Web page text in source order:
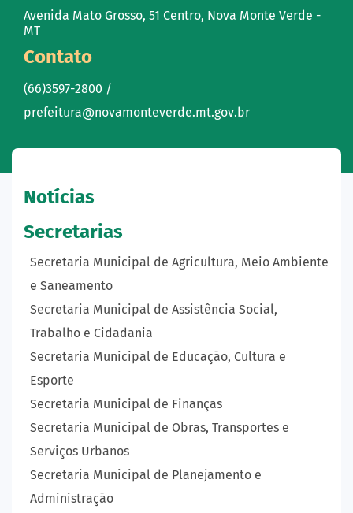
Avenida Mato Grosso, 51 Centro, Nova Monte Verde -
MT
Contato
(66)3597-2800 /
prefeitura@novamonteverde.mt.gov.br
Notícias
Secretarias
Secretaria Municipal de Agricultura, Meio Ambiente
e Saneamento
Secretaria Municipal de Assistência Social,
Trabalho e Cidadania
Secretaria Municipal de Educação, Cultura e
Esporte
Secretaria Municipal de Finanças
Secretaria Municipal de Obras, Transportes e
Serviços Urbanos
Secretaria Municipal de Planejamento e
Administração